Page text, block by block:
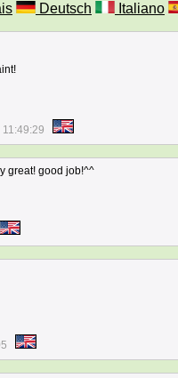
Deutsch Italiano
great! good job!^^